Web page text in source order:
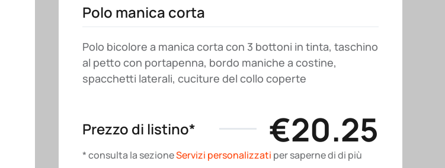
Polo manica corta
Polo bicolore a manica corta con 3 bottoni in tinta, taschino
al petto con portapenna, bordo maniche a costine,
spacchetti laterali, cuciture del collo coperte
Prezzo di listino* €20.25
* consulta la sezioneServizi personalizzati per saperne di di più